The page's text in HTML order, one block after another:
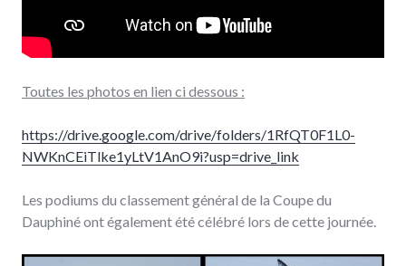
Toutes les photos en lien ci dessous :
https://drive.google.com/drive/folders/1RfQT0F1L0-
NWKnCEiTlke1yLtV1AnO9i?usp=drive_link
Les podiums du classement général de la Coupe du
Dauphiné ont également été célébré lors de cette journée.